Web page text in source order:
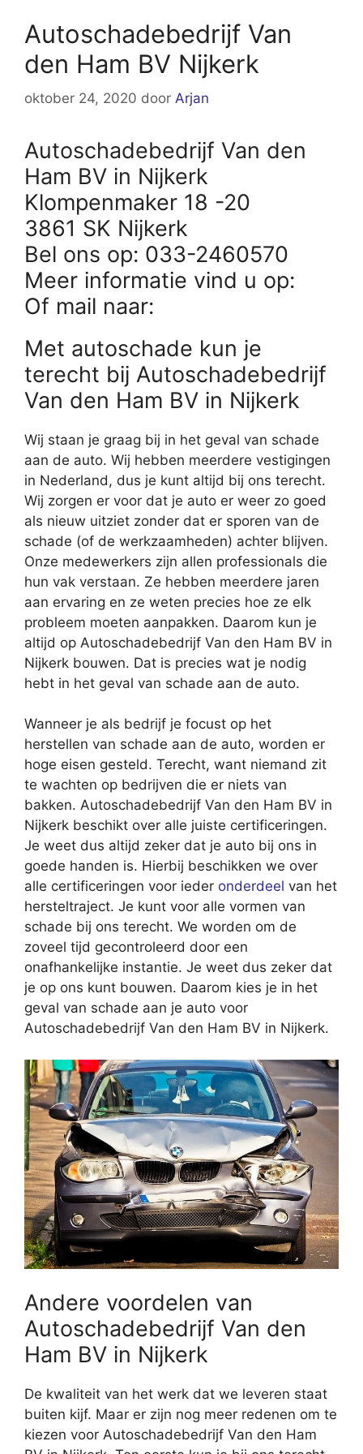
Autoschadebedrijf Van
den Ham BV Nijkerk
oktober 24, 2020 door Arjan
Autoschadebedrijf Van den
Ham BV in Nijkerk
Klompenmaker 18 -20
3861 SK Nijkerk
Bel ons op: 033-2460570
Meer informatie vind u op:
Of mail naar:
Met autoschade kun je
terecht bij Autoschadebedrijf
Van den Ham BV in Nijkerk
Wij staan je graag bij in het geval van schade
aan de auto. Wij hebben meerdere vestigingen
in Nederland, dus je kunt altijd bij ons terecht.
Wij zorgen er voor dat je auto er weer zo goed
als nieuw uitziet zonder dat er sporen van de
schade (of de werkzaamheden) achter blijven.
Onze medewerkers zijn allen professionals die
hun vak verstaan. Ze hebben meerdere jaren
aan ervaring en ze weten precies hoe ze elk
probleem moeten aanpakken. Daarom kun je
altijd op Autoschadebedrijf Van den Ham BV in
Nijkerk bouwen. Dat is precies wat je nodig
hebt in het geval van schade aan de auto.
Wanneer je als bedrijf je focust op het
herstellen van schade aan de auto, worden er
hoge eisen gesteld. Terecht, want niemand zit
te wachten op bedrijven die er niets van
bakken. Autoschadebedrijf Van den Ham BV in
Nijkerk beschikt over alle juiste certificeringen.
Je weet dus altijd zeker dat je auto bij ons in
goede handen is. Hierbij beschikken we over
alle certificeringen voor ieder onderdeel van het
hersteltraject. Je kunt voor alle vormen van
schade bij ons terecht. We worden om de
zoveel tijd gecontroleerd door een
onafhankelijke instantie. Je weet dus zeker dat
je op ons kunt bouwen. Daarom kies je in het
geval van schade aan je auto voor
Autoschadebedrijf Van den Ham BV in Nijkerk.
Andere voordelen van
Autoschadebedrijf Van den
Ham BV in Nijkerk
De kwaliteit van het werk dat we leveren staat
buiten kijf. Maar er zijn nog meer redenen om te
kiezen voor Autoschadebedrijf Van den Ham